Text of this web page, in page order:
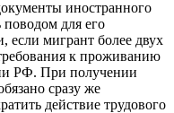
иностранного
поводом для его
если мигрант более двух
к проживанию
РФ. При получении
сразу же
действие трудового